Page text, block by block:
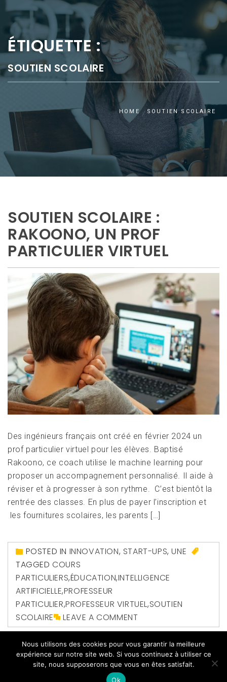
ÉTIQUETTE :
SOUTIEN SCOLAIRE
HOME SOUTIEN SCOLAIRE
SOUTIEN SCOLAIRE :
RAKOONO, UN PROF
PARTICULIER VIRTUEL
Des ingénieurs français ont créé en février 2024 un
prof particulier virtuel pour les élèves. Baptisé
Rakoono, ce coach utilise le machine learning pour
proposer un accompagnement personnalisé. Il aide à
réviser et à progresser à son rythme. C’est bientôt la
rentrée des classes. En plus de payer l’inscription et
les fournitures scolaires, les parents […]
POSTED IN INNOVATION, START-UPS,UNE
TAGGEDCOURS
PARTICULIERS,ÉDUCATION,INTELLIGENCE
ARTIFICIELLE,PROFESSEUR
PARTICULIER,PROFESSEUR VIRTUEL,SOUTIEN
SCOLAIRE
LEAVE A COMMENT
Nous utilisons des cookies pour vous garantir la meilleure
expérience sur notre site web. Si vous continuez à utiliser ce
site, nous supposerons que vous en êtes satisfait.
Ok